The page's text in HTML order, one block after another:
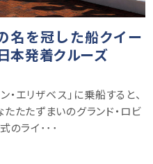
名を冠した船クイー
本発着クルーズ
エリザベス」に乗船すると、
たたずまいのグランド・ロビ
のライ･･･